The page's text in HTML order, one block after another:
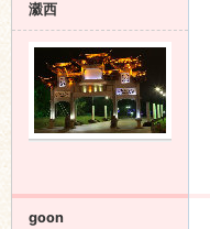
瀫西
goon